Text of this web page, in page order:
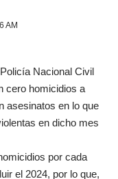
AM
Nacional Civil
cero homicidios a
asesinatos en lo que
en dicho mes
por cada
el 2024, por lo que,